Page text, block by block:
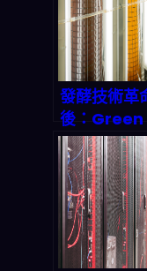
發酵技術革
後：
何用 AI 重塑
蛋白質版圖